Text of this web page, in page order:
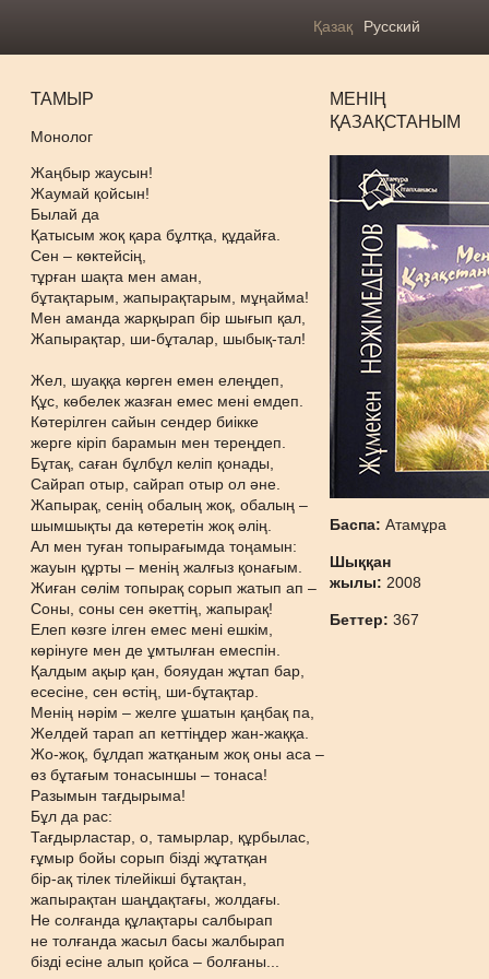
Қазақ Русский
ТАМЫР
Монолог
Жаңбыр жаусын!
Жаумай қойсын!
Былай да
Қатысым жоқ қара бұлтқа, құдайға.
Сен – көктейсің,
тұрған шақта мен аман,
бұтақтарым, жапырақтарым, мұңайма!
Мен аманда жарқырап бір шығып қал,
Жапырақтар, ши-бұталар, шыбық-тал!
Жел, шуаққа көрген емен елеңдеп,
Құс, көбелек жазған емес мені емдеп.
Көтерілген сайын сендер биікке
жерге кіріп барамын мен тереңдеп.
Бұтақ, саған бұлбұл келіп қонады,
Сайрап отыр, сайрап отыр ол әне.
Жапырақ, сенің обалың жоқ, обалың –
шымшықты да көтеретін жоқ әлің.
Ал мен туған топырағымда тоңамын:
жауын құрты – менің жалғыз қонағым.
Жиған сөлім топырақ сорып жатып ап –
Соны, соны сен әкеттің, жапырақ!
Елеп көзге ілген емес мені ешкім,
көрінуге мен де ұмтылған емеспін.
Қалдым ақыр қан, бояудан жұтап бар,
есесіне, сен өстің, ши-бұтақтар.
Менің нәрім – желге ұшатын қаңбақ па,
Желдей тарап ап кеттіңдер жан-жаққа.
Жо-жоқ, бұлдап жатқаным жоқ оны аса –
өз бұтағым тонасыншы – тонаса!
Разымын тағдырыма!
Бұл да рас:
Тағдырластар, о, тамырлар, құрбылас,
ғұмыр бойы сорып бізді жұтатқан
бір-ақ тілек тілейікші бұтақтан,
жапырақтан шаңдақтағы, жолдағы.
Не солғанда құлақтары салбырап
не толғанда жасыл басы жалбырап
бізді есіне алып қойса – болғаны...
МЕНІҢ
ҚАЗАҚСТАНЫМ
Баспа:Атамұра
Шыққан
жылы: 2008
Беттер:367